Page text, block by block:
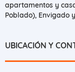
apartamentos y
Poblado), Envigado
UBICACIÓN Y